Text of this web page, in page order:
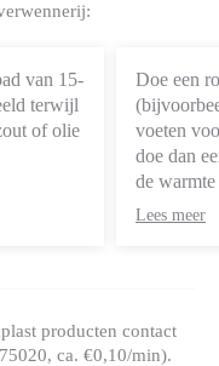
van 15-
terwijl
of olie
Doe een
voeten
doe dan
de
je voeten
Lees meer
producten contact
ca. €0,10/min).